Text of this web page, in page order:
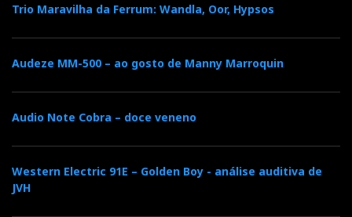
Trio Maravilha da Ferrum: Wandla, Oor, Hypsos
Audeze MM-500 – ao gosto de Manny Marroquin
Audio Note Cobra – doce veneno
Western Electric 91E – Golden Boy - análise auditiva de
JVH